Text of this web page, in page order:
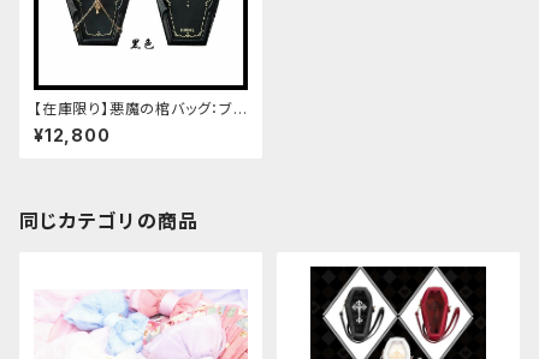
【在庫限り】悪魔の棺バッグ：ブラ
ック
¥12,800
同じカテゴリの商品